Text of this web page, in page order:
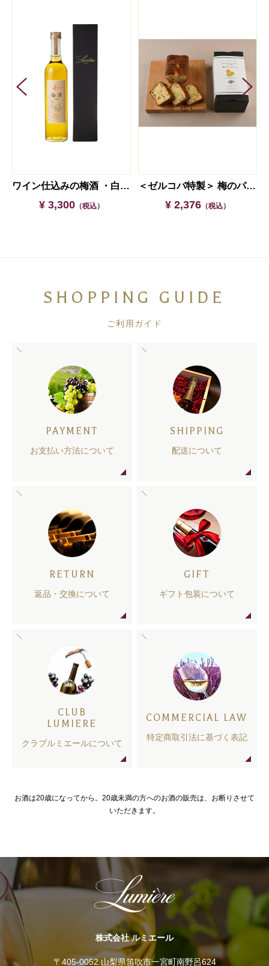
ワイン仕込みの梅酒 ・白加賀【ギフト箱入り】
¥ 3,300 （税込）
＜ゼルコバ特製＞ 梅のパウンドケーキ ※クール便をご選択ください※
¥ 2,376 （税込）
SHOPPING GUIDE
ご利用ガイド
PAYMENT
お支払い方法について
SHIPPING
配送について
RETURN
返品・交換について
GIFT
ギフト包装について
CLUB
LUMIERE
クラブルミエールについて
COMMERCIAL LAW
特定商取引法に基づく表記
お酒は20歳になってから。20歳未満の方へのお酒の販売は、お断りさせて
いただきます。
株式会社 ルミエール
〒405-0052 山梨県笛吹市一宮町南野呂624